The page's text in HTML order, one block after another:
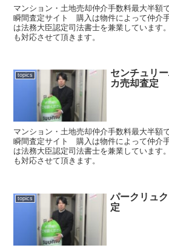
マンション・土地売却仲介手数料最大半
瞬間査定サイト 購入は物件によって仲介
は法務大臣認定司法書士を兼業しています
も対応させて頂きます。
topics
センチュリ
カ売却査定
マンション・土地売却仲介手数料最大半
瞬間査定サイト 購入は物件によって仲介
は法務大臣認定司法書士を兼業しています
も対応させて頂きます。
topics
パークリュ
定